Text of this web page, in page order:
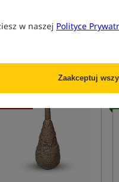
w naszej Polityce
Zaakceptuj
0,09 pkt